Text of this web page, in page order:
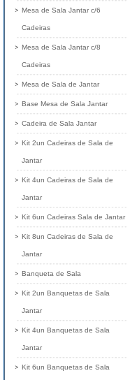
Mesa de Sala Jantar c/6
Cadeiras
Mesa de Sala Jantar c/8
Cadeiras
Mesa de Sala de Jantar
Base Mesa de Sala Jantar
Cadeira de Sala Jantar
Kit 2un Cadeiras de Sala de
Jantar
Kit 4un Cadeiras de Sala de
Jantar
Kit 6un Cadeiras Sala de Jantar
Kit 8un Cadeiras de Sala de
Jantar
Banqueta de Sala
Kit 2un Banquetas de Sala
Jantar
Kit 4un Banquetas de Sala
Jantar
Kit 6un Banquetas de Sala